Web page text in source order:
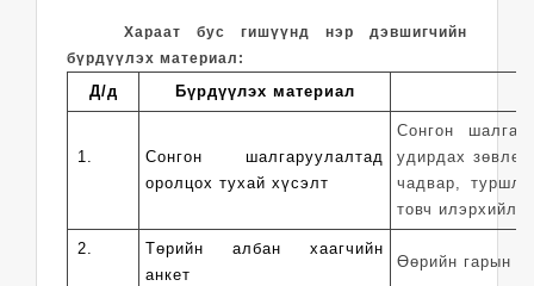
Хараат бус гишүүнд нэр дэвшигчийн
бүрдүүлэх материал:
Д/д Бүрдүүлэх материал
1.
Сонгон шалгаруулалтад
оролцох тухай хүсэлт
Сонгон
удирдах
чадвар,
товч
2.
Төрийн албан хаагчийн
анкет
Өөрийн гарын